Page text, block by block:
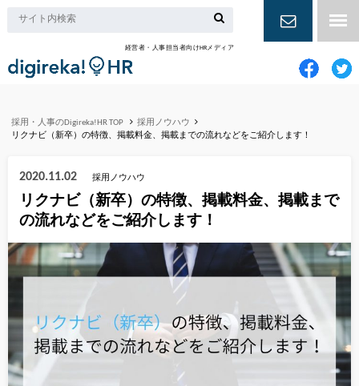
経営者・人事担当者向けHRメディア
お問い合
採用・人事のDigireka!HR TOP
採用ノウハウ
リクナビ（新卒）の特徴、掲載料金、掲載までの流れなどをご紹介します！
2020.11.02 採用ノウハウ
リクナビ（新卒）の特徴、掲載料金、掲載まで
の流れなどをご紹介します！